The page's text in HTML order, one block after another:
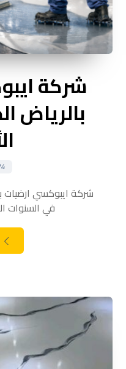
شركة
بالرياض
شركة ايبوكسي ارضيات
في السنوات